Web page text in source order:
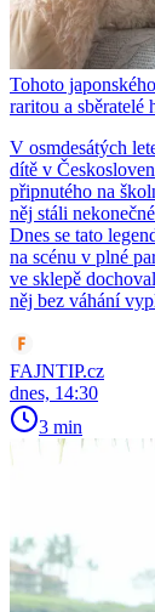
Tohoto
raritou a sběratelé
V osmdesátých
dítě v
připnutého na
něj stáli
Dnes se tato
na scénu v plné
ve sklepě
něj bez váhání
FAJNTIP.cz
dnes, 14:30
3 min